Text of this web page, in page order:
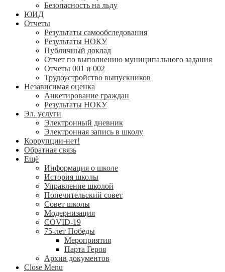
Безопасность на льду
ЮИД
Отчеты
Результаты самообследования
Результаты НОКУ
Публичный доклад
Отчет по выполнению муниципального задания
Отчеты 001 и 002
Трудоустройство выпускников
Независимая оценка
Анкетирование граждан
Результаты НОКУ
Эл. услуги
Электронный дневник
Электронная запись в школу
Коррупции-нет!
Обратная связь
Ещё
Информация о школе
История школы
Управление школой
Попечительский совет
Совет школы
Модернизация
COVID-19
75-лет Победы
Мероприятия
Парта Героя
Архив документов
Close Menu